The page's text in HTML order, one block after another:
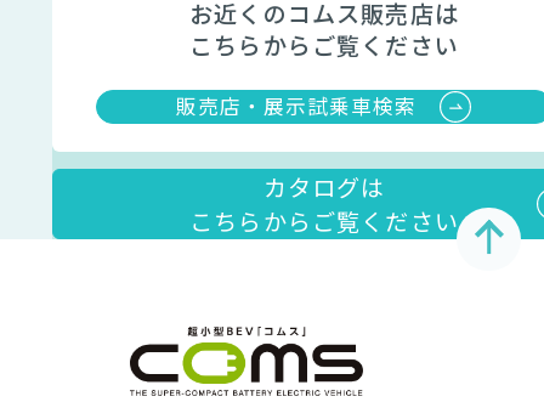
お近くのコムス販売店は
こちらからご覧ください
販売店・展示試乗車検索
カタログは
こちらからご覧ください